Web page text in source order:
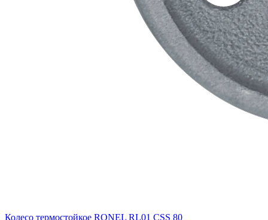
Колесо термостойкое RONEL RL01 CSS 80